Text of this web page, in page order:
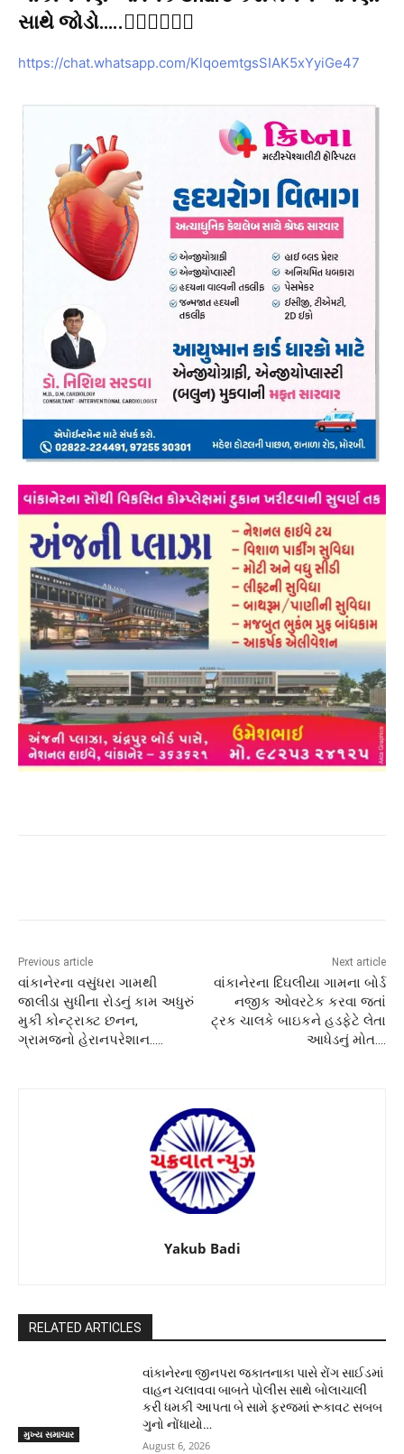
સાથે જોડો…..👇🏻👇🏻👇🏻
https://chat.whatsapp.com/KlqoemtgsSIAK5xYyiGe47
Previous article
વાંકાનેરના વસુંધરા ગામથી
જાલીડા સુધીના રોડનું કામ અધુરું
મુકી કોન્ટ્રાક્ટ છનન,
ગ્રામજનો હેરાનપરેશાન…..
Next article
વાંકાનેરના દિઘલીયા ગામના બોર્ડ
નજીક ઓવરટેક કરવા જતાં
ટ્રક ચાલકે બાઇકને હડફેટે લેતા
આધેડનું મોત….
Yakub Badi
RELATED ARTICLES
મુખ્ય સમાચાર
વાંકાનેરના જીનપરા જકાતનાકા પાસે રોંગ સાઈડમાં
વાહન ચલાવવા બાબતે પોલીસ સાથે બોલાચાલી
કરી ધમકી આપતા બે સામે ફરજમાં રૂકાવટ સબબ
ગુનો નોંધાયો…
August 6, 2026